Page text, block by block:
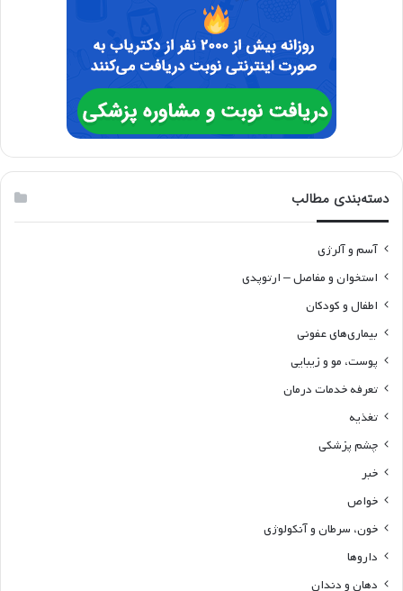
دسته‌بندی مطالب
آسم و آلرژی
استخوان و مفاصل – ارتوپدی
اطفال و کودکان
بیماری‌های عفونی
پوست، مو و زیبایی
تعرفه خدمات درمان
تغذیه
چشم پزشکی
خبر
خواص
خون، سرطان و آنکولوژی
داروها
دهان و دندان